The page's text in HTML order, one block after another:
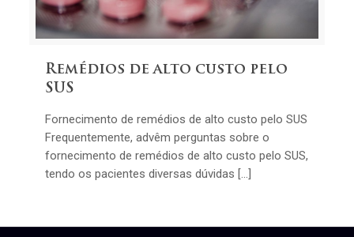
Remédios de alto custo pelo
SUS
Fornecimento de remédios de alto custo pelo SUS
Frequentemente, advêm perguntas sobre o
fornecimento de remédios de alto custo pelo SUS,
tendo os pacientes diversas dúvidas […]